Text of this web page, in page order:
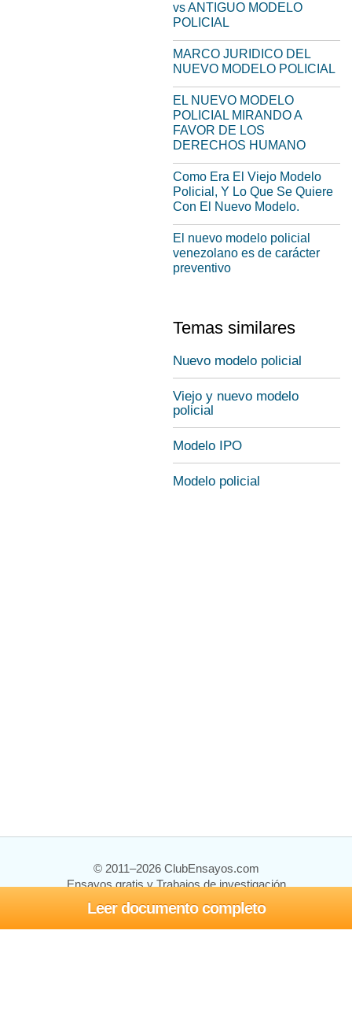
Leer documento completo
vs ANTIGUO MODELO
POLICIAL
MARCO JURIDICO DEL
NUEVO MODELO POLICIAL
EL NUEVO MODELO
POLICIAL MIRANDO A
FAVOR DE LOS
DERECHOS HUMANO
Como Era El Viejo Modelo
Policial, Y Lo Que Se Quiere
Con El Nuevo Modelo.
El nuevo modelo policial
venezolano es de carácter
preventivo
Temas similares
Nuevo modelo policial
Viejo y nuevo modelo
policial
Modelo IPO
Modelo policial
© 2011–2026 ClubEnsayos.com
Ensayos gratis y Trabajos de investigación